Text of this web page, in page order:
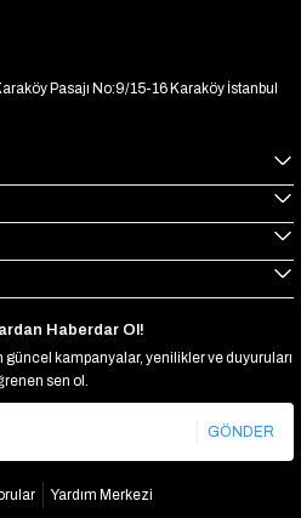
Pasajı No:9/15-16 Karaköy İstanbul
Haberdar Ol!
güncel kampanyalar, yenilikler ve duyuruları
sen ol.
GÖNDER
Yardım Merkezi